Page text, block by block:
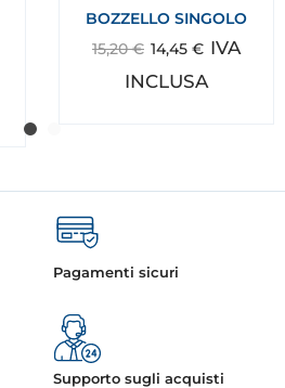
BOZZELLO SINGOLO
15,20€ 14,45 € IVA
INCLUSA
Pagamenti sicuri
Supporto sugli acquisti